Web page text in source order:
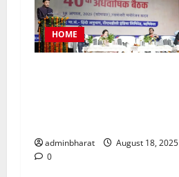
HOME
adminbharat
August 18, 2025
0